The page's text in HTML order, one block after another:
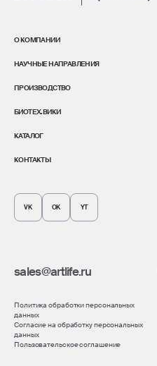
О КОМПАНИИ
НАУЧНЫЕ НАПРАВЛЕНИЯ
ПРОИЗВОДСТВО
БИОТЕХ.ВИКИ
КАТАЛОГ
КОНТАКТЫ
VK OK YT
sales@artlife.ru
Политика обработки персональных
данных
Согласие на обработку персональных
данных
Пользовательское соглашение